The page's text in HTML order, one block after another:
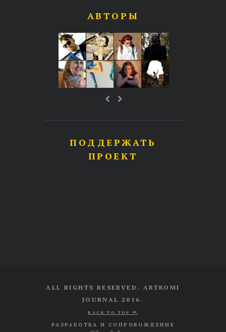
АВТОРЫ
ПОДДЕРЖАТЬ
ПРОЕКТ
ALL RIGHTS RESERVED. ARTKOMI
JOURNAL 2016.
BACK TO TOP
РАЗРАБОТКА И СОПРОВОЖДЕНИЕ